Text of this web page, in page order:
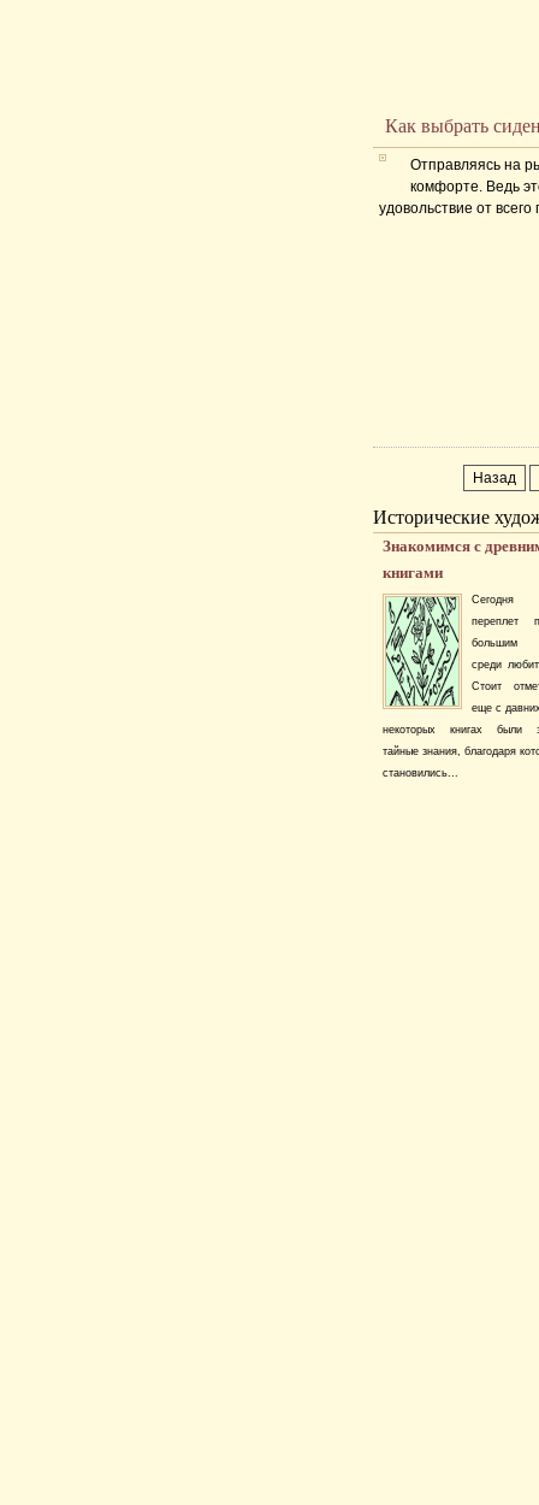
Как выбрать
Отправляясь на
комфорте. Ведь
удовольствие от всего
Назад
Исторические
Знакомимся с
книгами
Сегодня
переплет
большим
среди
Стоит
еще с
некоторых книгах были
тайные знания, благодаря
становились...